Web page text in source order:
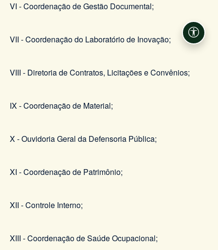
VI - Coordenação de Gestão Documental;
VII - Coordenação do Laboratório de Inovação;
VIII - Diretoria de Contratos, Licitações e Convênios;
IX - Coordenação de Material;
X - Ouvidoria Geral da Defensoria Pública;
XI - Coordenação de Patrimônio;
XII - Controle Interno;
XIII - Coordenação de Saúde Ocupacional;